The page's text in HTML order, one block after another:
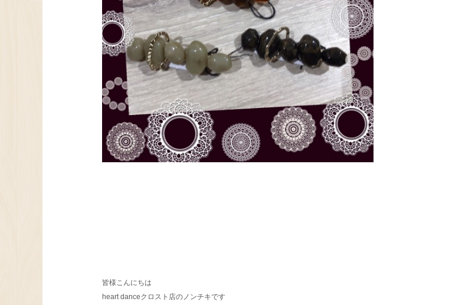
皆様こんにちは
heart danceクロスト店のノンチキです